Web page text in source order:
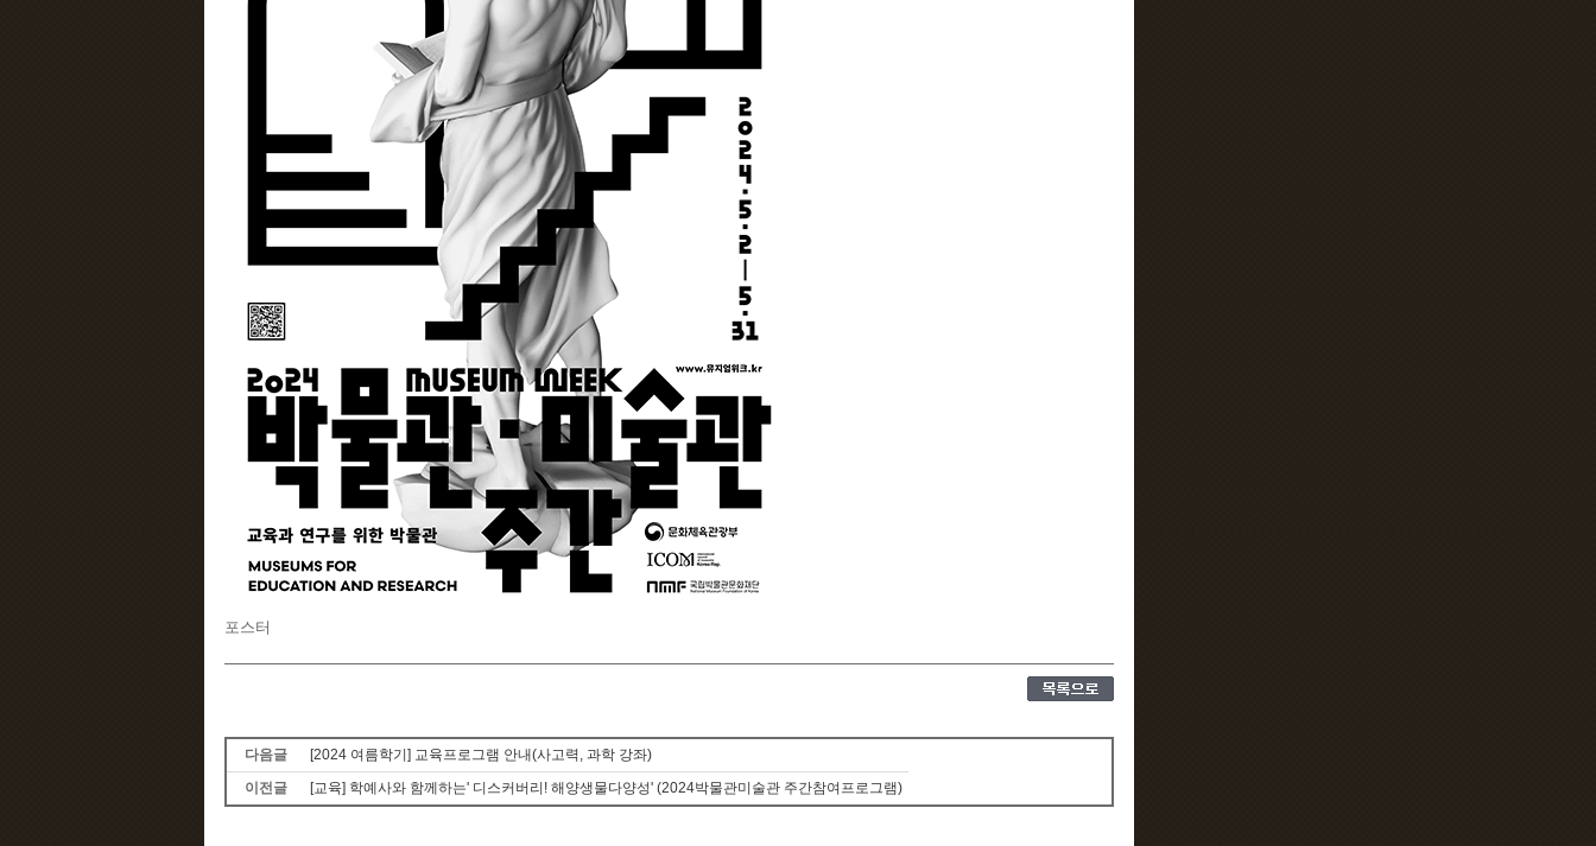
포스터
다음글
[2024 여름학기] 교육프로그램 안내(사고력, 과학 강좌)
이전글
[교육] 학예사와 함께하는' 디스커버리! 해양생물다양성' (2024박물관미술관 주간참여프로그램)